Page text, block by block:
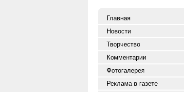
Главная
Новости
Творчество
Комментарии
Фотогалерея
Реклама в газете